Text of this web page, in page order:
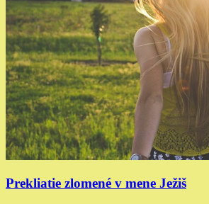
Prekliatie zlomené v mene Ježiš